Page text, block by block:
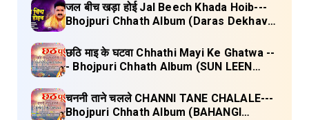
जल बीच खड़ा होई Jal Beech Khada Hoib---
Bhojpuri Chhath Album (Daras Dekhava
छठि माइ के घटवा Chhathi Mayi Ke Ghatwa --
- Bhojpuri Chhath Album (SUN LEEN
Lyrics
चननी ताने चलले CHANNI TANE CHALALE---
Bhojpuri Chhath Album (BAHANGI